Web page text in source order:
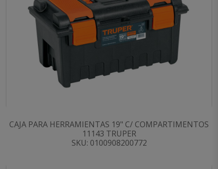
CAJA PARA HERRAMIENTAS 19" C/ COMPARTIMENTOS
11143 TRUPER
SKU: 0100908200772